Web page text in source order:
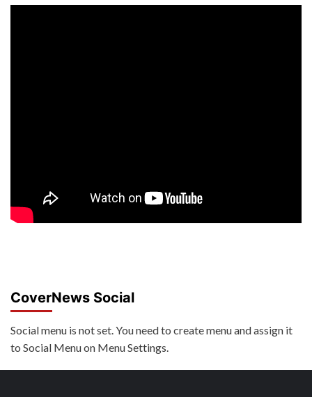
CoverNews Social
Social menu is not set. You need to create menu and assign it
to Social Menu on Menu Settings.